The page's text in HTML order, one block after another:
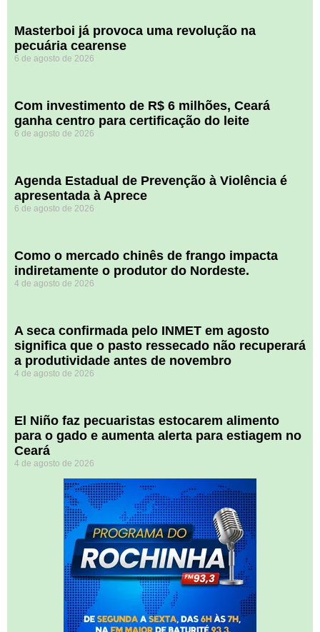
Masterboi já provoca uma revolução na
pecuária cearense
6 de agosto de 2026
Com investimento de R$ 6 milhões, Ceará
ganha centro para certificação do leite
6 de agosto de 2026
Agenda Estadual de Prevenção à Violência é
apresentada à Aprece
6 de agosto de 2026
​Como o mercado chinês de frango impacta
indiretamente o produtor do Nordeste.
4 de agosto de 2026
A seca confirmada pelo INMET em agosto
significa que o pasto ressecado não recuperará
a produtividade antes de novembro
4 de agosto de 2026
El Niño faz pecuaristas estocarem alimento
para o gado e aumenta alerta para estiagem no
Ceará
4 de agosto de 2026